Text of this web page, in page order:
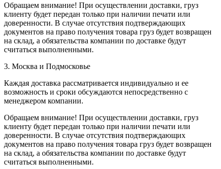
Обращаем внимание! При осуществлении доставки, груз
клиенту будет передан только при наличии печати или
доверенности. В случае отсутствия подтверждающих
документов на право получения товара груз будет возвращен
на склад, а обязательства компании по доставке будут
считаться выполненными.
3. Москва и Подмосковье
Каждая доставка рассматривается индивидуально и ее
возможность и сроки обсуждаются непосредственно с
менеджером компании.
Обращаем внимание! При осуществлении доставки, груз
клиенту будет передан только при наличии печати или
доверенности. В случае отсутствия подтверждающих
документов на право получения товара груз будет возвращен
на склад, а обязательства компании по доставке будут
считаться выполненными.